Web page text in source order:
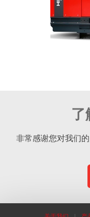
了
非常感谢您对我们